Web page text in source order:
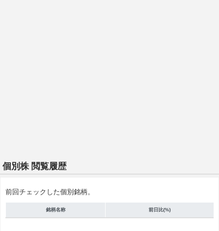
個別株 閲覧履歴
前回チェックした個別銘柄。
銘柄名称 前日比(%)